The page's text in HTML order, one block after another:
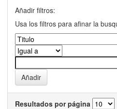
Añadir filtros:
Usa los filtros para afinar la
Resultados por página